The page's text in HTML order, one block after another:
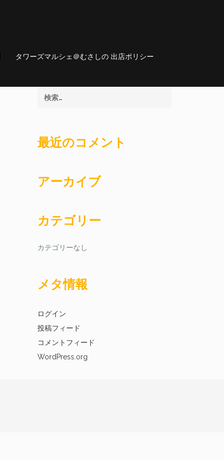
タワーズマルシェ＠むさしの 出店ポリシー
最近のコメント
アーカイブ
カテゴリー
カテゴリーなし
メタ情報
ログイン
投稿フィード
コメントフィード
WordPress.org